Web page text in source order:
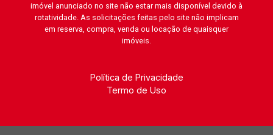
imóvel anunciado no site não estar mais disponível devido à
rotatividade. As solicitações feitas pelo site não implicam
em reserva, compra, venda ou locação de quaisquer
imóveis.
Política de Privacidade
Termo de Uso